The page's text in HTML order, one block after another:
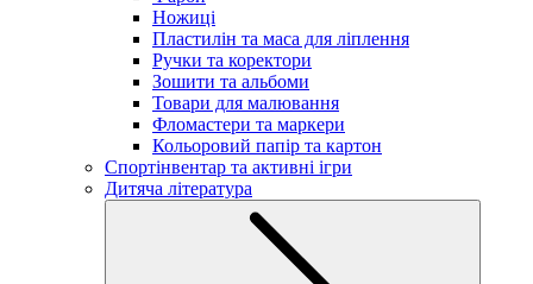
Ножиці
Пластилін та маса для ліплення
Ручки та коректори
Зошити та альбоми
Товари для малювання
Фломастери та маркери
Кольоровий папір та картон
Спортінвентар та активні ігри
Дитяча література